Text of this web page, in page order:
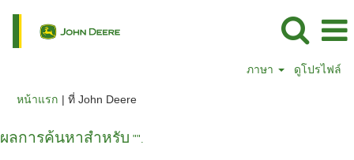
ภาษา ดูโปรไฟล์
หน้าแรก | ที่ John Deere(หน้า
ผลการค้นหาสำหรับ "".